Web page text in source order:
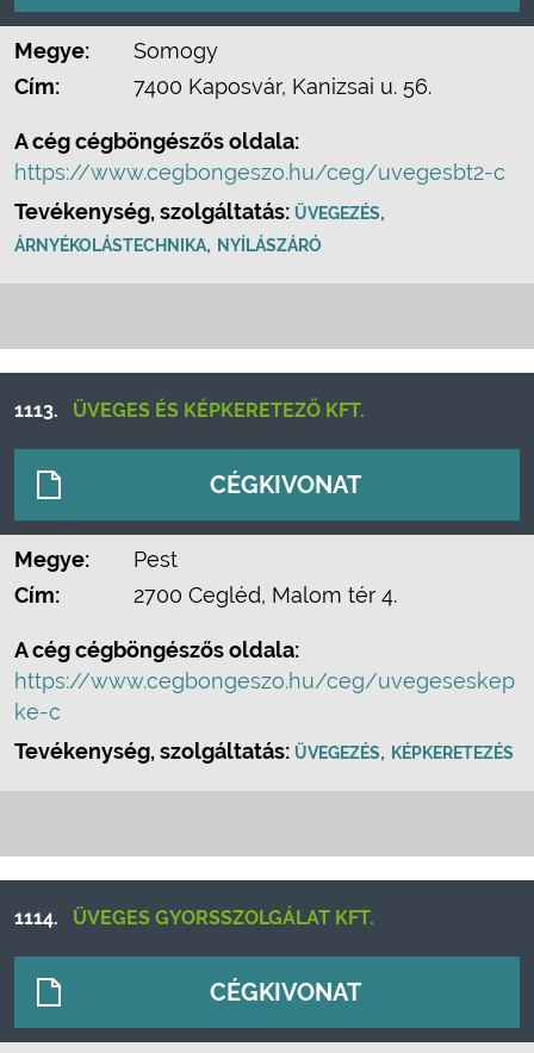
Megye:
Somogy
Cím:
7400 Kaposvár, Kanizsai u. 56.
A cég cégböngészős oldala:
https://www.cegbongeszo.hu/ceg/uvegesbt2-c
Tevékenység, szolgáltatás: ÜVEGEZÉS,
ÁRNYÉKOLÁSTECHNIKA, NYÍLÁSZÁRÓ
1113. ÜVEGES ÉS KÉPKERETEZŐ KFT.
CÉGKIVONAT
Megye:
Pest
Cím:
2700 Cegléd, Malom tér 4.
A cég cégböngészős oldala:
https://www.cegbongeszo.hu/ceg/uvegeseskep
ke-c
Tevékenység, szolgáltatás: ÜVEGEZÉS, KÉPKERETEZÉS
1114. ÜVEGES GYORSSZOLGÁLAT KFT.
CÉGKIVONAT